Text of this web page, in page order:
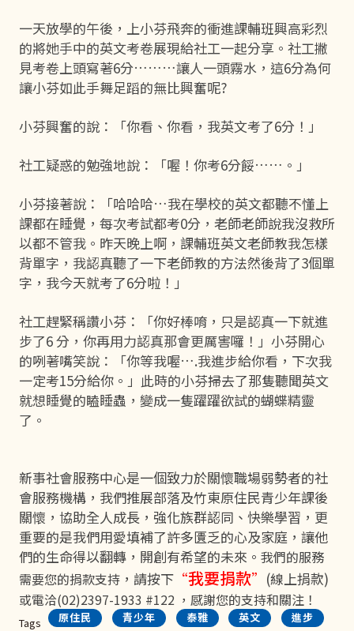
一天放學的午後，上小芬飛奔的衝進課輔班興高彩烈
的將她手中的英文考卷展現給社工一起分享。社工撇
見考卷上頭寫著6分………讓人一頭霧水，這6分為何
讓小芬如此手舞足蹈的無比興奮呢?
小芬興奮的說：「你看、你看，我英文考了6分！」
社工疑惑的勉強地說：「喔！你考6分餒……。」
小芬接著說：「哈哈哈…我在學校的英文都聽不懂上
課都在睡覺，每次考試都考0分，老師老師說我沒救所
以都不管我。昨天晚上啊，課輔班英文老師教我怎樣
背單字，我認真聽了一下老師教的方法然後背了3個單
字，我今天就考了6分啦！」
社工趕緊稱讚小芬：「你好棒唷，只是認真一下就進
步了6 分，你再用力認真那會更厲害囉！」小芬開心
的咧著嘴笑說：「你等我喔….我進步給你看，下次我
一定考15分給你。」此時的小芬掃去了那隻聽聞英文
就想睡覺的瞌睡蟲，變成一隻躍躍欲試的蝴蝶精靈
了。
新事社會服務中心是一個致力於關懷職場弱勢者的社
會服務機構，我們推展部落及竹東原住民青少年課後
關懷，協助全人成長，強化族群認同、快樂學習，更
重要的是我們用愛填補了許多匱乏的心及家庭，讓他
們的生命得以翻轉，開創有希望的未來。 我們的服務
需要您的捐款支持 ，請按下 “我要捐款” (線上捐款)
或電洽(02)2397-1933 #122 ，感謝您的支持和關注！
Tags 原住民 青少年 泰雅 英文 進步